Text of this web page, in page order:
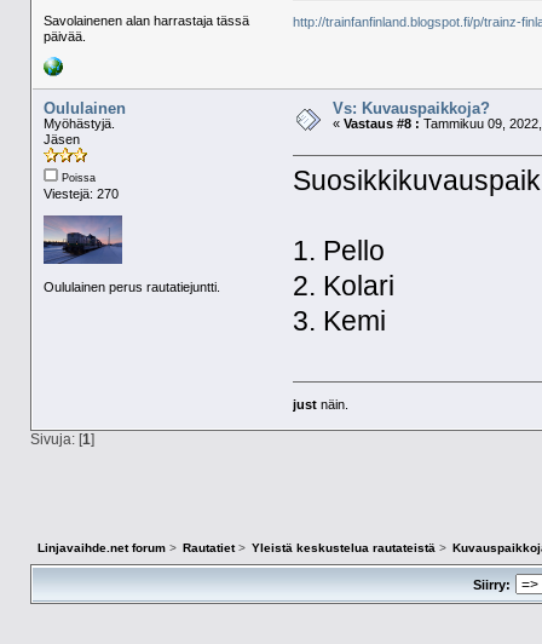
Savolainenen alan harrastaja tässä
päivää.
http://trainfanfinland.blogspot.fi/p/trainz-
Oululainen
Myöhästyjä.
Jäsen
Poissa
Viestejä: 270
Oululainen perus rautatiejuntti.
Vs: Kuvauspaikkoja?
« Vastaus #8 : Tammikuu 09,
1. Pello
2. Kolari
3. Kemi
just näin.
Sivuja: [1]
Linjavaihde.net forum> Rautatiet> Yleistä keskustelua rautateistä >
Siirry: